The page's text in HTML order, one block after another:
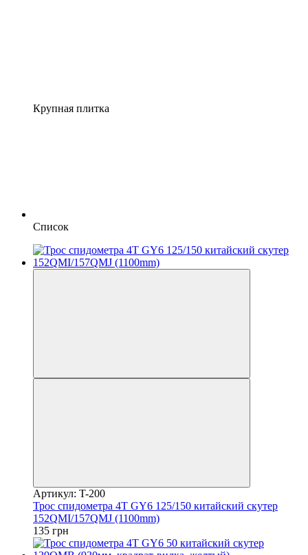
Крупная плитка
Список
Артикул: T-200
Трос спидометра 4T GY6 125/150 китайский скутер
152QMI/157QMJ (1100mm)
135 грн